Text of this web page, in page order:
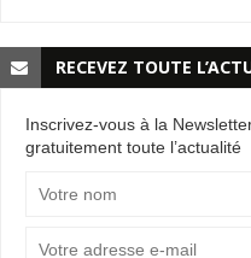
RECEVEZ TOUTE
Inscrivez-vous à la
gratuitement toute l’actualité